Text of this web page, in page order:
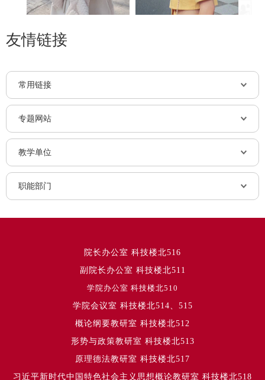
友情链接
常用链接
专题网站
教学单位
职能部门
院长办公室 科技楼北516
副院长办公室 科技楼北511
学院办公室 科技楼北510
学院会议室 科技楼北514、515
概论纲要教研室 科技楼北512
形势与政策教研室 科技楼北513
原理德法教研室 科技楼北517
习近平新时代中国特色社会主义思想概论教研室 科技楼北518